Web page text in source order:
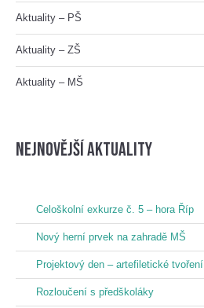
Aktuality – PŠ
Aktuality – ZŠ
Aktuality – MŠ
nejnovější aktuality
Celoškolní exkurze č. 5 – hora Říp
Nový herní prvek na zahradě MŠ
Projektový den – artefiletické tvoření
Rozloučení s předškoláky